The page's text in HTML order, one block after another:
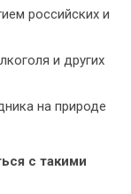
российских и
и других
на природе
с такими